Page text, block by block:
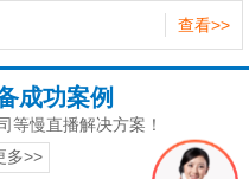
查看>>
成功案例
等慢直播解决方案！
多>>